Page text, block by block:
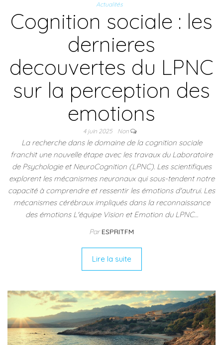
Actualités
Cognition sociale : les
dernieres
decouvertes du LPNC
sur la perception des
emotions
4 juin 2025 Non
La recherche dans le domaine de la cognition sociale
franchit une nouvelle étape avec les travaux du Laboratoire
de Psychologie et NeuroCognition (LPNC). Les scientifiques
explorent les mécanismes neuronaux qui sous-tendent notre
capacité à comprendre et ressentir les émotions d'autrui. Les
mécanismes cérébraux impliqués dans la reconnaissance
des émotions L'équipe Vision et Emotion du LPNC…
ParESPRITFM
Lire la suite